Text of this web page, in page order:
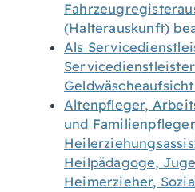
(Halterauskunft)
Als
Altenpfleger,
und
Heilpädagoge,
Heimerzieher,